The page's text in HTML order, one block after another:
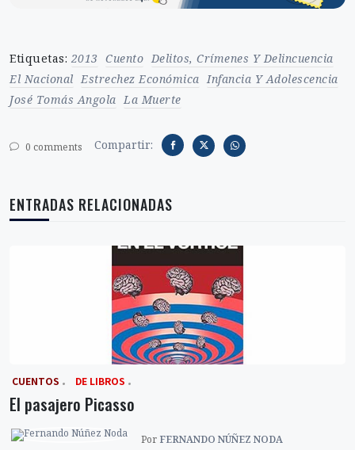
Etiquetas: 2013 Cuento Delitos, Crímenes Y Delincuencia
El Nacional Estrechez Económica Infancia Y Adolescencia
José Tomás Angola La Muerte
0 comments Compartir:
ENTRADAS RELACIONADAS
‎ CUENTOS DE LIBROS
El pasajero Picasso
Por FERNANDO NÚÑEZ NODA